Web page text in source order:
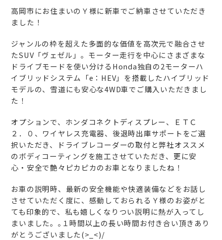
高岡市にお住まいのＹ様に新車でご納車させていただき
ました！
ジャンルの枠を超えた多面的な価値を高次元で融合させ
たSUV「ヴェゼル」。モーター走行を中心にさまざまな
ドライブモードを使い分けるHonda独自の2モーターハ
イブリッドシステム「e：HEV」を搭載したハイブリッド
モデルの、雪道にも安心な4WD車でご購入いただきまし
た！
オプションで、ホンダコネクトディスプレー、ＥＴＣ
２．０、ワイヤレス充電器、後退時出庫サポートをご選
択いただき、ドライブレコーダーの取付と弊社オススメ
のボディコーティングを施工させていただき、更に安
心・安全で艶々ピカピカのお車となりましたね！
お車の説明時、最新の安全機能や快適装備などをお話し
させていただく度に、感動しておられるＹ様のお姿がと
ても印象的で、私も嬉しくなりつい説明に熱が入ってし
まいました。｡１時間以上の長い時間お付き合い頂きあり
がとうございました(>_<)/